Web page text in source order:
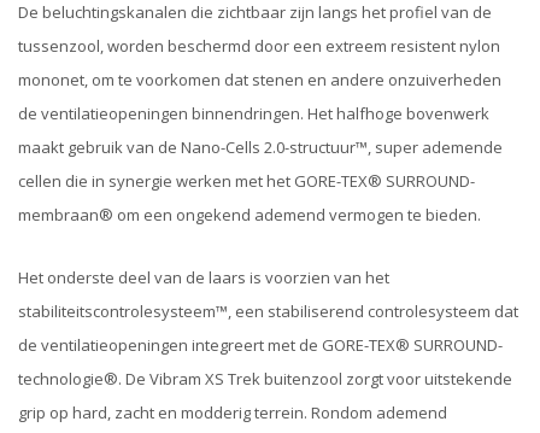
De beluchtingskanalen die zichtbaar zijn langs het profiel van de
tussenzool, worden beschermd door een extreem resistent nylon
mononet, om te voorkomen dat stenen en andere onzuiverheden
de ventilatieopeningen binnendringen. Het halfhoge bovenwerk
maakt gebruik van de Nano-Cells 2.0-structuur™, super ademende
cellen die in synergie werken met het GORE-TEX® SURROUND-
membraan® om een ongekend ademend vermogen te bieden.
Het onderste deel van de laars is voorzien van het
stabiliteitscontrolesysteem™, een stabiliserend controlesysteem dat
de ventilatieopeningen integreert met de GORE-TEX® SURROUND-
technologie®. De Vibram XS Trek buitenzool zorgt voor uitstekende
grip op hard, zacht en modderig terrein. Rondom ademend